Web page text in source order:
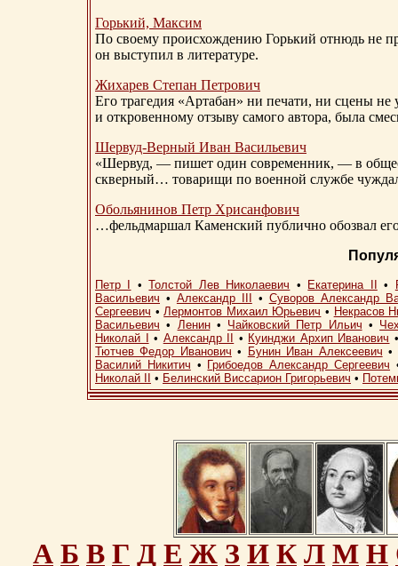
Горький, Максим
По своему происхождению Горький отнюдь не
он выступил в литературе.
Жихарев Степан Петрович
Его трагедия «Артабан» ни печати, ни сцены
и откровенному отзыву самого автора, была
Шервуд-Верный Иван Васильевич
«Шервуд, — пишет один современник, — в
скверный… товарищи по военной службе
Обольянинов Петр Хрисанфович
…фельдмаршал Каменский публично обозвал
Петр I •Толстой Лев Николаевич • Екатерина II •
Васильевич • Александр III • Суворов Александр
Сергеевич •Лермонтов Михаил Юрьевич • Некрасов
Васильевич • Ленин• Чайковский Петр Ильич •
Николай I
• Александр II • Куинджи Архип Иванович
Тютчев Федор Иванович • Бунин Иван Алексеевич •
Василий Никитич • Грибоедов Александр Сергеевич
Николай II
• Белинский Виссарион Григорьевич •
А Б В Г Д Е Ж З И К Л М Н